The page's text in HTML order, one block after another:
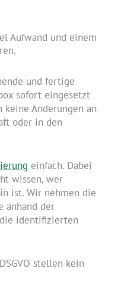
Aufwand und einem
und fertige
sofort eingesetzt
keine Änderungen an
oder in den
einfach. Dabei
wissen, wer
ist. Wir nehmen die
anhand der
identifizierten
stellen kein